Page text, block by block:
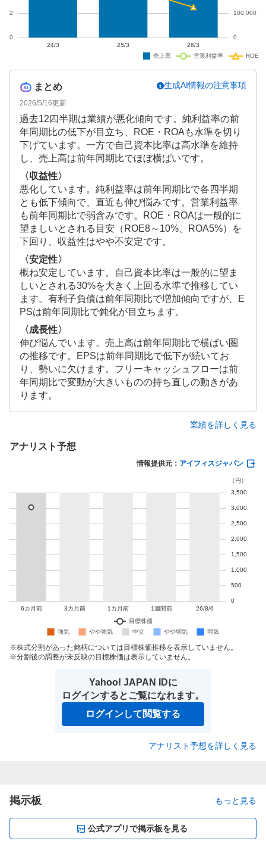
まとめ
2026/5/16更新
生成AI情報の注意事項
過去12四半期は業績が悪化傾向です。純利益率の前
年同期比の低下が目立ち、ROE・ROAも水準を切り
下げています。一方で自己資本比率は高水準を維持
し、売上高は前年同期比でほぼ横ばいです。
〈収益性〉
悪化しています。純利益率は前年同期比で各四半期
とも低下傾向で、直近も伸び悩みです。営業利益率
も前年同期比で弱含みです。ROE・ROAは一般的に
望ましいとされる目安（ROE8～10%、ROA5%）を
下回り、収益性はやや不安定です。
〈安定性〉
概ね安定しています。自己資本比率は一般的に望ま
しいとされる30%を大きく上回る水準で推移してい
ます。有利子負債は前年同期比で増加傾向ですが、E
PSは前年同期比で鈍化が目立ちます。
〈成長性〉
伸び悩んでいます。売上高は前年同期比で横ばい圏
の推移です。EPSは前年同期比で低下が続いてお
り、勢いに欠けます。フリーキャッシュフローは前
年同期比で変動が大きいものの持ち直しの動きがあ
ります。
業績を詳しく見る
アナリスト予想
情報提供元： アイフィスジャパン
株式分割があった銘柄については目標株価推移を表示していません。
分割後の調整が未反映の目標株価は表示していません。
Yahoo! JAPAN IDに
ログインするとご覧になれます。
ログインして閲覧する
アナリスト予想を詳しく見る
掲示板 もっと見る
公式アプリで掲示板を見る